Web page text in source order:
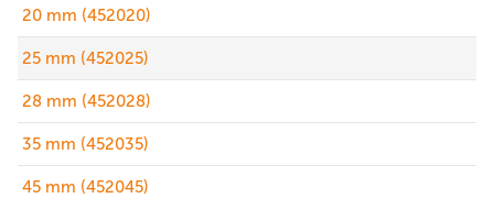
20 mm (452020)
25 mm (452025)
28 mm (452028)
35 mm (452035)
45 mm (452045)